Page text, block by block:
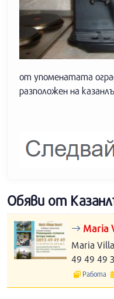
от упоменатата
разположен на
Обяви от
Maria
Maria
49 49 49
Работа